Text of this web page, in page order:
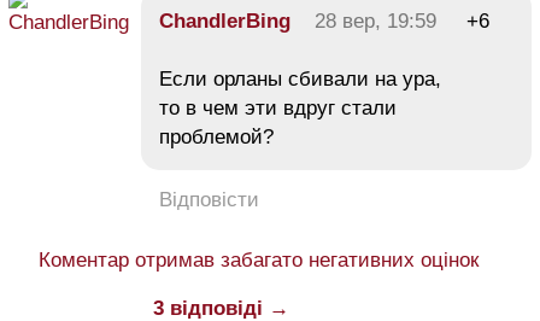
ChandlerBing 28 вер, 19:59 +6
Если орланы сбивали на ура,
то в чем эти вдруг стали
проблемой?
Відповісти
Коментар отримав забагато негативних оцінок
3 відповіді →